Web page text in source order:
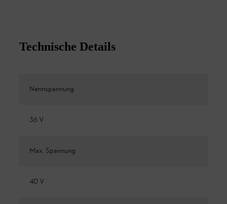
Technische Details
Nennspannung
36 V
Max. Spannung
40 V